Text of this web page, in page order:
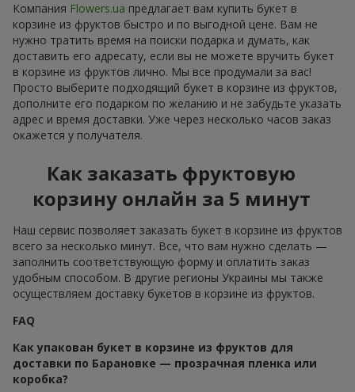
Компания Flowers.ua предлагает вам купить букет в
корзине из фруктов быстро и по выгодной цене. Вам не
нужно тратить время на поиски подарка и думать, как
доставить его адресату, если вы не можете вручить букет
в корзине из фруктов лично. Мы все продумали за вас!
Просто выберите подходящий букет в корзине из фруктов,
дополните его подарком по желанию и не забудьте указать
адрес и время доставки. Уже через несколько часов заказ
окажется у получателя.
Как заказать фруктовую
корзину онлайн за 5 минут
Наш сервис позволяет заказать букет в корзине из фруктов
всего за несколько минут. Все, что вам нужно сделать —
заполнить соответствующую форму и оплатить заказ
удобным способом. В другие регионы Украины мы также
осуществляем доставку букетов в корзине из фруктов.
FAQ
Как упакован букет в корзине из фруктов для
доставки по Барановкe — прозрачная пленка или
коробка?